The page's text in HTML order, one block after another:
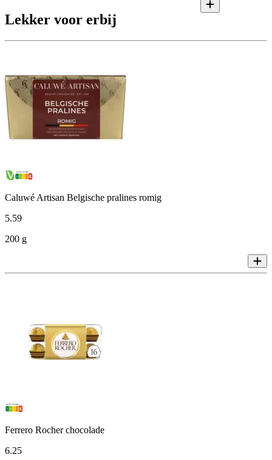
Lekker voor erbij
Caluwé Artisan Belgische pralines romig
5.59
200 g
Ferrero Rocher chocolade
6.25